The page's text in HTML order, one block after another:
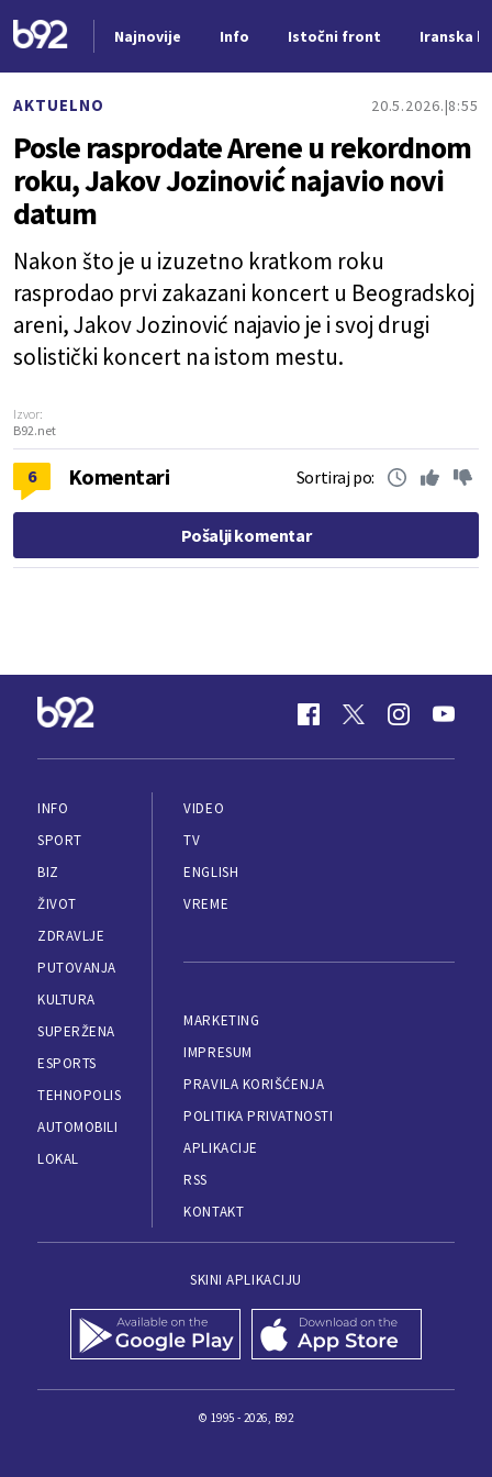
Najnovije Info Istočni front Iranska
AKTUELNO 20.5.2026. 8:55
Posle rasprodate Arene u rekordnom
roku, Jakov Jozinović najavio novi
datum
Nakon što je u izuzetno kratkom roku
rasprodao prvi zakazani koncert u Beogradskoj
areni, Jakov Jozinović najavio je i svoj drugi
solistički koncert na istom mestu.
Izvor:
B92.net
6 Komentari Sortiraj po:
Pošalji komentar
INFO
SPORT
BIZ
ŽIVOT
ZDRAVLJE
PUTOVANJA
KULTURA
SUPERŽENA
ESPORTS
TEHNOPOLIS
AUTOMOBILI
LOKAL
VIDEO
TV
ENGLISH
VREME
MARKETING
IMPRESUM
PRAVILA KORIŠĆENJA
POLITIKA PRIVATNOSTI
APLIKACIJE
RSS
KONTAKT
SKINI APLIKACIJU
© 1995 - 2026, B92